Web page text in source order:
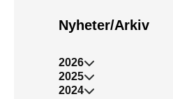
Nyheter/Arkiv
2026
2025
2024